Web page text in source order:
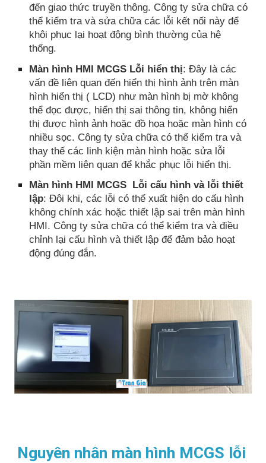
đến giao thức truyền thông. Công ty sửa chữa có
thể kiểm tra và sửa chữa các lỗi kết nối này để
khôi phục lại hoạt động bình thường của hệ
thống.
Màn hình HMI MCGS Lỗi hiển thị: Đây là các
vấn đề liên quan đến hiển thị hình ảnh trên màn
hình hiển thị ( LCD) như màn hình bị mờ không
thể đọc được, hiển thị sai thông tin, không hiển
thị được hình ảnh hoặc đồ họa hoặc màn hình có
nhiều sọc. Công ty sửa chữa có thể kiểm tra và
thay thế các linh kiện màn hình hoặc sửa lỗi
phần mềm liên quan để khắc phục lỗi hiển thị.
Màn hình HMI MCGS Lỗi cấu hình và lỗi thiết
lập: Đôi khi, các lỗi có thể xuất hiện do cấu hình
không chính xác hoặc thiết lập sai trên màn hình
HMI. Công ty sửa chữa có thể kiểm tra và điều
chỉnh lại cấu hình và thiết lập để đảm bảo hoạt
động đúng đắn.
Nguyên nhân màn hình MCGS lỗi